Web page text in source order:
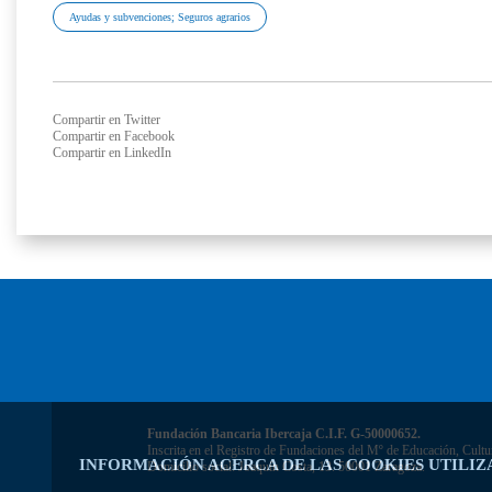
INFORMACIÓN ACERCA DE LAS COOKIES
Ayudas y subvenciones; Seguros agrarios
Compartir en Twitter
Compartir en Facebook
Compartir en LinkedIn
Fundación Bancaria Ibercaja C.I.F. G-50000652.
Inscrita en el Registro de Fundaciones del Mº de Educación,
Domicilio social: Joaquín Costa, 13. 50001 Zaragoza.